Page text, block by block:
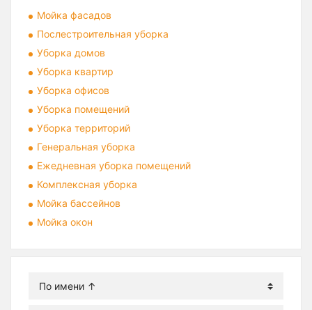
Мойка фасадов
Послестроительная уборка
Уборка домов
Уборка квартир
Уборка офисов
Уборка помещений
Уборка территорий
Генеральная уборка
Ежедневная уборка помещений
Комплексная уборка
Мойка бассейнов
Мойка окон